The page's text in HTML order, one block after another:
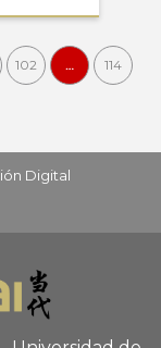
102 … 114
Digital